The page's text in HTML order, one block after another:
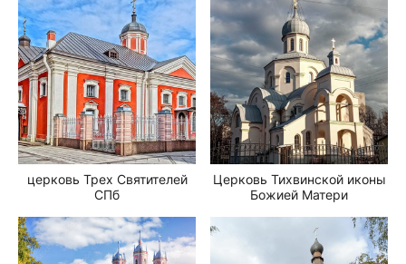
церковь Трех Святителей
СПб
Церковь Тихвинской иконы
Божией Матери